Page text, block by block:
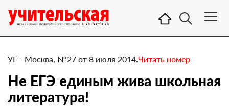
УГ - Москва, №27 от 8 июля 2014.Читать номер
Не ЕГЭ единым жива школьная
литература!